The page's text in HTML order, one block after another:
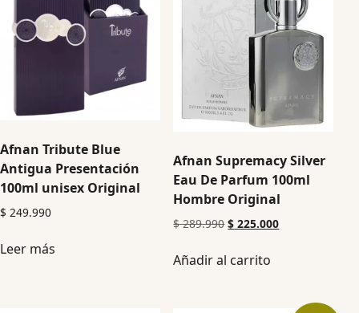
Afnan Tribute Blue
Antigua Presentación
100ml unisex Original
$ 249.990
Leer más
Afnan Supremacy Silver
Eau De Parfum 100ml
Hombre Original
$289.990 $ 225.000
Añadir al carrito